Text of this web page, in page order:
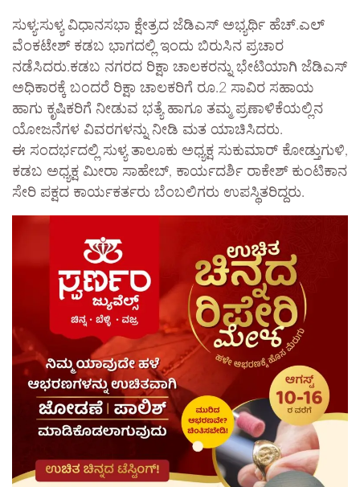
ಸುಳ್ಯ:ಸುಳ್ಯ ವಿಧಾನಸಭಾ ಕ್ಷೇತ್ರದ ಜೆಡಿಎಸ್ ಅಭ್ಯರ್ಥಿ ಹೆಚ್.ಎಲ್
ವೆಂಕಟೇಶ್ ಕಡಬ ಭಾಗದಲ್ಲಿ ಇಂದು ಬಿರುಸಿನ ಪ್ರಚಾರ
ನಡೆಸಿದರು.ಕಡಬ ನಗರದ ರಿಕ್ಷಾ ಚಾಲಕರನ್ನು ಭೇಟಿಯಾಗಿ ಜೆಡಿಎಸ್
ಅಧಿಕಾರಕ್ಕೆ ಬಂದರೆ ರಿಕ್ಷಾ ಚಾಲಕರಿಗೆ ರೂ.2 ಸಾವಿರ ಸಹಾಯ
ಹಾಗು ಕೃಷಿಕರಿಗೆ ನೀಡುವ ಭತ್ಯೆ ಹಾಗೂ ತಮ್ಮ ಪ್ರಣಾಳಿಕೆಯಲ್ಲಿನ
ಯೋಜನೆಗಳ ವಿವರಗಳನ್ನು ನೀಡಿ ಮತ ಯಾಚಿಸಿದರು.
ಈ ಸಂದರ್ಭದಲ್ಲಿ ಸುಳ್ಯ ತಾಲೂಕು ಅಧ್ಯಕ್ಷ ಸುಕುಮಾರ್ ಕೋಡ್ತುಗುಳಿ,
ಕಡಬ ಅಧ್ಯಕ್ಷ ಮೀರಾ ಸಾಹೇಬ್, ಕಾರ್ಯದರ್ಶಿ ರಾಕೇಶ್ ಕುಂಟಿಕಾನ
ಸೇರಿ ಪಕ್ಷದ ಕಾರ್ಯಕರ್ತರು ಬೆಂಬಲಿಗರು ಉಪಸ್ಥಿತರಿದ್ದರು.